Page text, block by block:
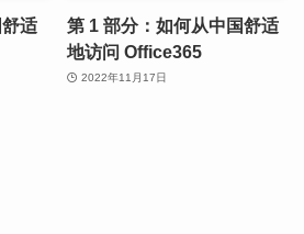
适
第 1 部分：如何从中国舒适
地访问 Office365
2022年11月17日